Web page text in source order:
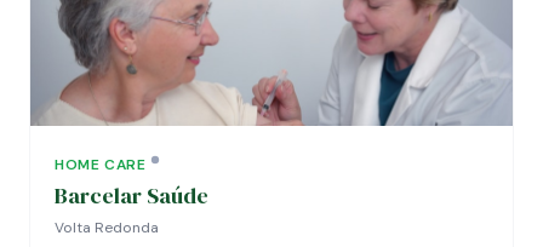
HOME CARE
Barcelar Saúde
Volta Redonda